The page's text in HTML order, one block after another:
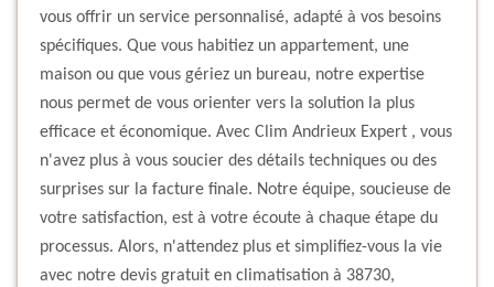
vous offrir un service personnalisé, adapté à vos besoins
spécifiques. Que vous habitiez un appartement, une
maison ou que vous gériez un bureau, notre expertise
nous permet de vous orienter vers la solution la plus
efficace et économique. Avec Clim Andrieux Expert , vous
n'avez plus à vous soucier des détails techniques ou des
surprises sur la facture finale. Notre équipe, soucieuse de
votre satisfaction, est à votre écoute à chaque étape du
processus. Alors, n'attendez plus et simplifiez-vous la vie
avec notre devis gratuit en climatisation à 38730,